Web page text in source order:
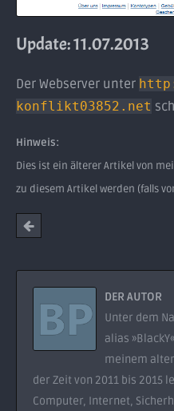
Update: 11.07.2013
Der Webserver unter
konflikt03852.net
Hinweis:
Dies ist ein älterer Artikel von
zu diesem Artikel werden (falls
DER AUTOR
Unter dem
alias
meinem
der Zeit von 2011 bis 2015
Computer, Internet,